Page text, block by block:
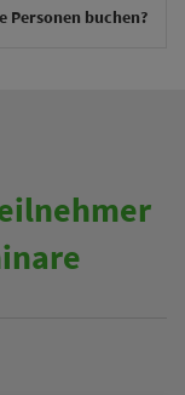
Personen buchen?